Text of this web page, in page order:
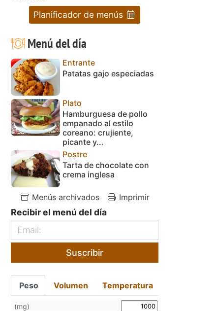
Planificador de menús
Menú del día
Entrante
Patatas gajo especiadas
Plato
Hamburguesa de pollo
empanado al estilo
coreano: crujiente,
picante y...
Postre
Tarta de chocolate con
crema inglesa
Menús archivados Imprimir
Recibir el menú del día
Suscribir
Peso Volumen Temperatura
(mg)